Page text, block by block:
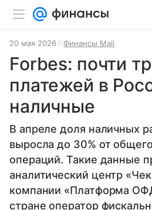
20 мая 2026 Финансы Mail
Forbes: почти
платежей в
наличные
В апреле доля наличных
выросла до 30% от
операций. Такие данные
аналитический центр
компании «Платформа
стране оператор